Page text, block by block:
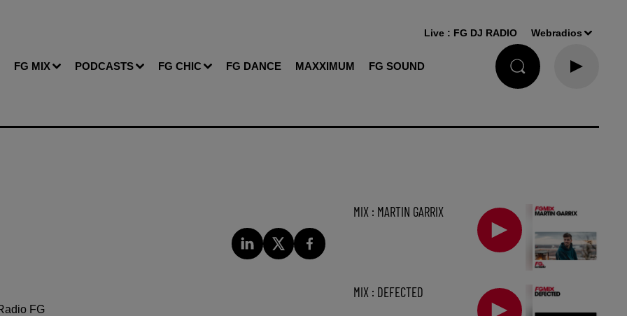
FG MIX PODCASTS FG CHIC FG DANCE MAXXIMUM FG SOUND
Live : FG DJ RADIO Webradios
FG
MIX : MARTIN GARRIX
MIX : DEFECTED